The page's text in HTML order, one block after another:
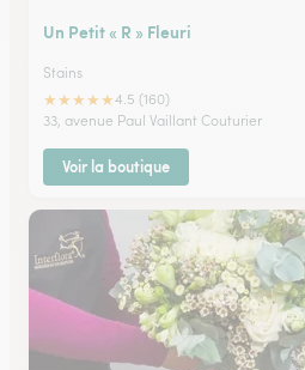
Un Petit « R » Fleuri
Stains
★★★★★4.5 (160)
33, avenue Paul Vaillant Couturier
Voir la boutique